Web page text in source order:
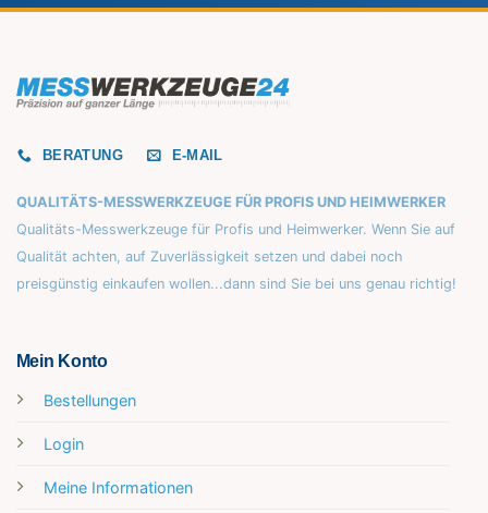
BERATUNG E-MAIL
QUALITÄTS-MESSWERKZEUGE FÜR PROFIS UND HEIMWERKER
Qualitäts-Messwerkzeuge für Profis und Heimwerker. Wenn Sie auf
Qualität achten, auf Zuverlässigkeit setzen und dabei noch
preisgünstig einkaufen wollen...dann sind Sie bei uns genau richtig!
Mein Konto
Bestellungen
Login
Meine Informationen